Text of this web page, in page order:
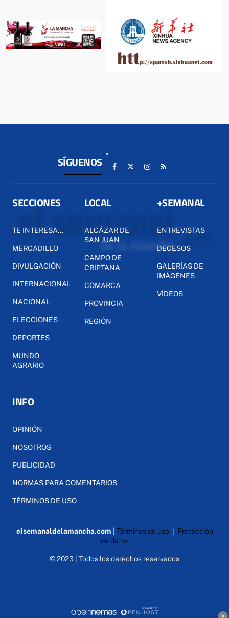
SÍGUENOS
SECCIONES
TE INTERESA...
MERCADILLO
DIVULGACIÓN
INTERNACIONAL
NACIONAL
ELECCIONES
DEPORTES
MUNDO
AGRARIO
LOCAL
ALCÁZAR DE
SAN JUAN
CAMPO DE
CRIPTANA
COMARCA
PROVINCIA
REGIÓN
+SEMANAL
ENTREVISTAS
DECESOS
GALERÍAS DE
IMÁGENES
VÍDEOS
INFO
OPINIÓN
NOSOTROS
PUBLICIDAD
NORMAS PARA COMENTARIOS
TÉRMINOS DE USO
elsemanaldelamancha.com Términos de uso| Protección
de datos
© 2023 | Todos los derechos reservados
×